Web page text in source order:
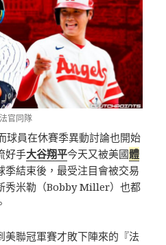
官同隊
球員在休賽季異動討論也開始
好手大谷翔平今天又被美國體
季結束後，最受注目會被交易
秀米勒（Bobby Miller）也都
美聯冠軍賽才敗下陣來的『法